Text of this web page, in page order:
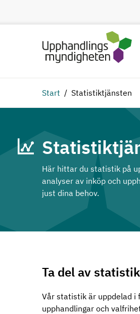
Start Statistiktjänsten
Här hittar du statistik på
analyser av inköp och
just dina behov.
Ta del av
Vår statistik är uppdelad
upphandlingar och